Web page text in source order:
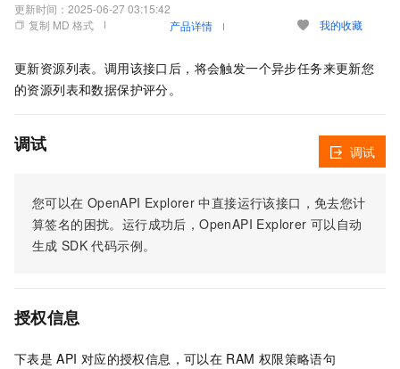
更新时间： 2025-06-27 03:15:42
复制 MD 格式
产品详情 我的收藏
更新资源列表。调用该接口后，将会触发一个异步任务来更新您
的资源列表和数据保护评分。
调试
您可以在 OpenAPI Explorer 中直接运行该接口，免去您计
算签名的困扰。运行成功后，OpenAPI Explorer 可以自动
生成 SDK 代码示例。
调试
授权信息
下表是 API 对应的授权信息，可以在 RAM 权限策略语句